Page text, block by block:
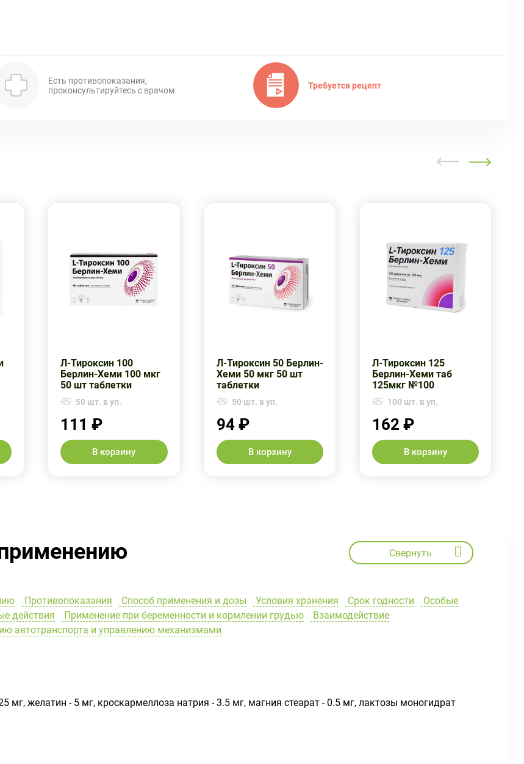
Есть противопоказания,
проконсультируйтесь с врачом
Требуется рецепт
Л-Тироксин 100
Берлин-Хеми 100 мкг
50 шт таблетки
50 шт. в уп.
111 ₽
В корзину
Л-Тироксин 50 Берлин-
Хеми 50 мкг 50 шт
таблетки
50 шт. в уп.
94 ₽
В корзину
Л-Тироксин 125
Берлин-Хеми таб
125мкг №100
100 шт. в уп.
162 ₽
В корзину
Свернуть
Противопоказания Способ применения и дозы Условия хранения Срок годности
Особые
действия Применение при беременности и кормлении грудью
Взаимодействие
автотранспорта и управлению механизмами
мг, желатин - 5 мг, кроскармеллоза натрия - 3.5 мг, магния стеарат - 0.5 мг, лактозы моногидрат